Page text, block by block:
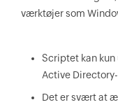
{
'User' =
værktøjer som
Scriptet kan
Active
Det er svært at